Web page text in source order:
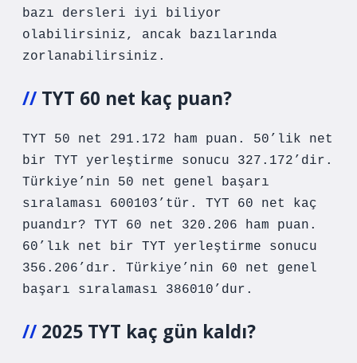
bazı dersleri iyi biliyor
olabilirsiniz, ancak bazılarında
zorlanabilirsiniz.
TYT 60 net kaç puan?
TYT 50 net 291.172 ham puan. 50’lik net
bir TYT yerleştirme sonucu 327.172’dir.
Türkiye’nin 50 net genel başarı
sıralaması 600103’tür. TYT 60 net kaç
puandır? TYT 60 net 320.206 ham puan.
60’lık net bir TYT yerleştirme sonucu
356.206’dır. Türkiye’nin 60 net genel
başarı sıralaması 386010’dur.
2025 TYT kaç gün kaldı?